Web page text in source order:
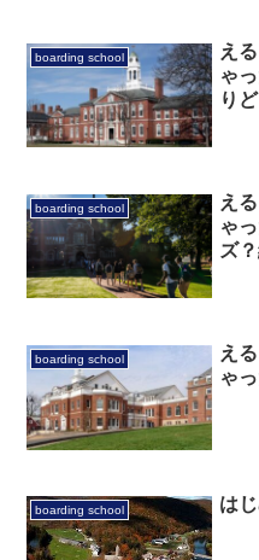
boarding school
え
ゃ
り
boarding school
え
ゃ
ズ？
boarding school
え
ゃ
boarding school は